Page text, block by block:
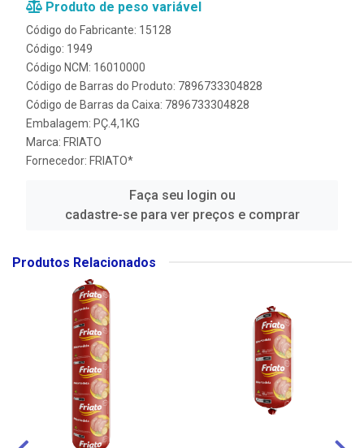
Produto de peso variável
Código do Fabricante: 15128
Código: 1949
Código NCM: 16010000
Código de Barras do Produto: 7896733304828
Código de Barras da Caixa: 7896733304828
Embalagem: PÇ.4,1KG
Marca: FRIATO
Fornecedor: FRIATO*
Faça seu login ou
cadastre-se para ver preços e comprar
Produtos Relacionados